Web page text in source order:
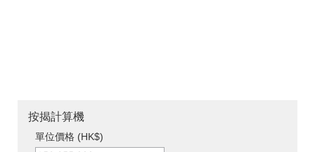
按揭計算機
單位價格 (HK$)